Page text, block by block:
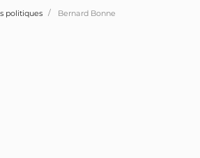
politiques Bernard Bonne